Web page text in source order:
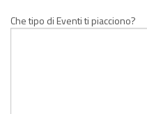
Che tipo di Eventi ti piacciono?